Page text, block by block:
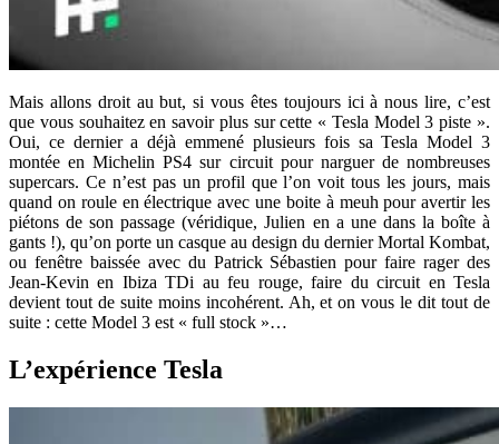
Mais allons droit au but, si vous êtes toujours ici à nous lire, c’est
que vous souhaitez en savoir plus sur cette « Tesla Model 3 piste ».
Oui, ce dernier a déjà emmené plusieurs fois sa Tesla Model 3
montée en Michelin PS4 sur circuit pour narguer de nombreuses
supercars. Ce n’est pas un profil que l’on voit tous les jours, mais
quand on roule en électrique avec une boite à meuh pour avertir les
piétons de son passage (véridique, Julien en a une dans la boîte à
gants !), qu’on porte un casque au design du dernier Mortal Kombat,
ou fenêtre baissée avec du Patrick Sébastien pour faire rager des
Jean-Kevin en Ibiza TDi au feu rouge, faire du circuit en Tesla
devient tout de suite moins incohérent. Ah, et on vous le dit tout de
suite : cette Model 3 est « full stock »…
L’expérience Tesla